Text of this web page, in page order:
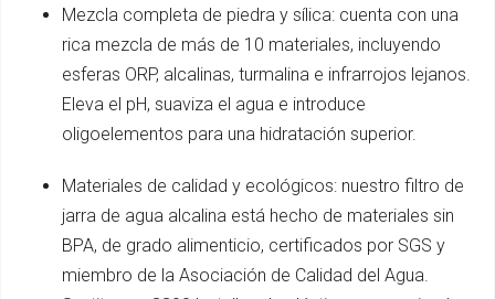
Mezcla completa de piedra y sílica: cuenta con una
rica mezcla de más de 10 materiales, incluyendo
esferas ORP, alcalinas, turmalina e infrarrojos lejanos.
Eleva el pH, suaviza el agua e introduce
oligoelementos para una hidratación superior.
Materiales de calidad y ecológicos: nuestro filtro de
jarra de agua alcalina está hecho de materiales sin
BPA, de grado alimenticio, certificados por SGS y
miembro de la Asociación de Calidad del Agua.